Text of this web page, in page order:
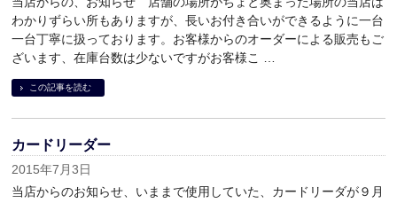
わかりずらい所もありますが、長いお付き合いができるように一台
一台丁寧に扱っております。お客様からのオーダーによる販売もご
ざいます、在庫台数は少ないですがお客様こ …
この記事を読む
カードリーダー
2015年7月3日
当店からのお知らせ、いままで使用していた、カードリーダが９月